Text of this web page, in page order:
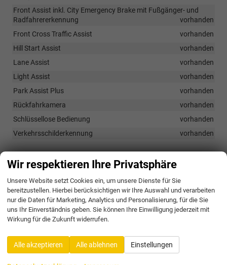
Front Assist inkl. City Emergency Brake mit Fußgänger- und
Radfahrererkennung
vorhanden
Front Cross Traffic Assist
vorhanden
Hill Start Assist
vorhanden
Lane Assist
vorhanden
Light Assist
vorhanden
Park Assist Plus
vorhanden
Rückfahrkamera
vorhanden
Schlüssellose Bedienung
vorhanden
Verkehrsschilderkennung
vorhanden
Außen
Ambientebeleuchtung in 30 Farben
Automatisch abblendbarer Innenspiegel
vorhanden
Bereichsbeleuchtung inkl. Willkommenslicht
vorhanden
Dynamisches Kurvenlicht sowie Leuchtweitenregulierung
Elektrisch verstellbare Außenspiegel
Wir respektieren Ihre Privatsphäre
Unsere Website setzt Cookies ein, um unsere Dienste für Sie
bereitzustellen. Hierbei berücksichtigen wir Ihre Auswahl und verarbeiten
nur die Daten für Marketing, Analytics und Personalisierung, für die Sie
uns Ihr Einverständnis geben. Sie können Ihre Einwilligung jederzeit mit
Wirkung für die Zukunft widerrufen.
Alle akzeptieren Alle ablehnen Einstellungen